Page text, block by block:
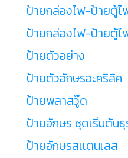
ป้ายกล่องไฟ-ป้ายตู้ไ
ป้ายกล่องไฟ-ป้ายตู้ไ
ป้ายตัวอย่าง
ป้ายตัวอักษรอะคริลิค
ป้ายพลาสวู๊ด
ป้ายอักษร ชุดเริ่มต้น
ป้ายอักษรสเเตนเลส